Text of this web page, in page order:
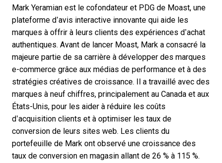
Mark Yeramian est le cofondateur et PDG de Moast, une
plateforme d’avis interactive innovante qui aide les
marques à offrir à leurs clients des expériences d’achat
authentiques. Avant de lancer Moast, Mark a consacré la
majeure partie de sa carrière à développer des marques
e-commerce grâce aux médias de performance et à des
stratégies créatives de croissance. Il a travaillé avec des
marques à neuf chiffres, principalement au Canada et aux
États-Unis, pour les aider à réduire les coûts
d’acquisition clients et à optimiser les taux de
conversion de leurs sites web. Les clients du
portefeuille de Mark ont observé une croissance des
taux de conversion en magasin allant de 26 % à 115 %.